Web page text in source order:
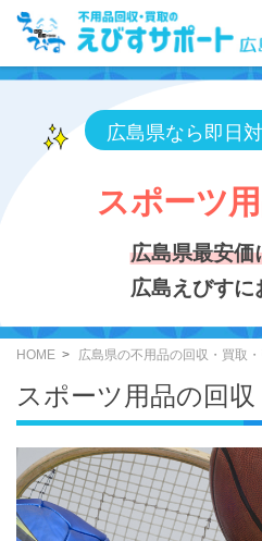
広島県なら即日
スポーツ
広島県最安価
広島えびすに
HOME 広島県の不用品の回収・買取
スポーツ用品の回収